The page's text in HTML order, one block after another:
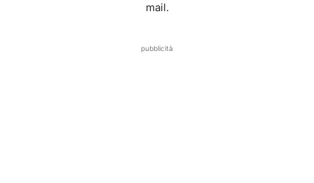
mail.
pubblicità